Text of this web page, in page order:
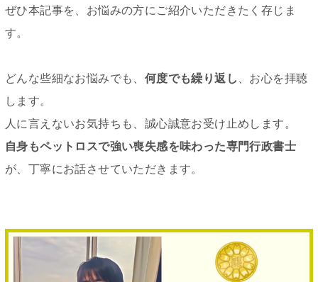
ぜひ本記事を、お悩みの方にご紹介いただきたく存じま
す。
どんな些細なお悩みでも、 何度でも繰り返し
、お心を拝聴
します。
人に言えないお気持ちも、誠心誠意お受け止めします。
自身もペットロスで強い喪失感を味わった専門行政書士
が、丁寧にお話させていただきます。